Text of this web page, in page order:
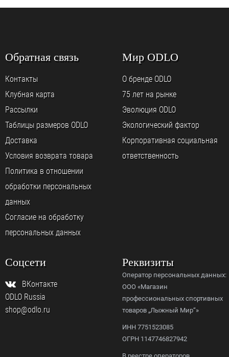
Обратная связь
Контакты
Клубная карта
Рассылки
Таблицы размеров ODLO
Доставка
Условия возврата товара
Политика в отношении
обработки персональных
данных
Согласие на обработку
персональных данных
Мир ODLO
О бренде ODLO
75 лет на рынке
Эволюция ODLO
Экологический фактор
Корпоративная социальная
ответственность
Соцсети
ВКонтакте
ODLO Russia
shop@odlo.ru
Реквизиты
Оператор персональных данных:
ООО «Магазин
профессиональных спортивных
товаров „Лыжный Мир“»
ИНН 7751523085
ОГРН 1147746827942